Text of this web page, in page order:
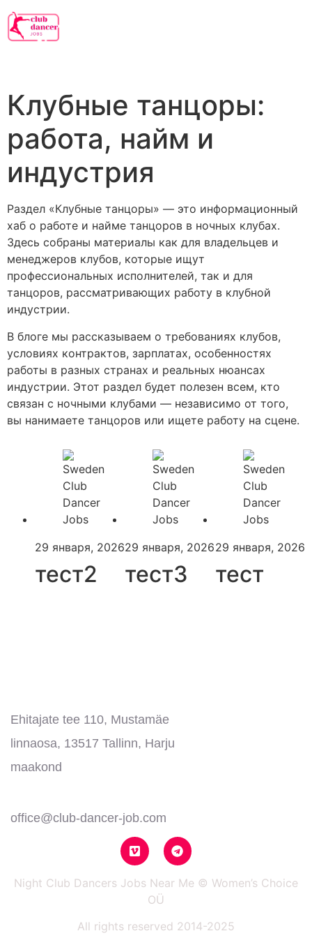
Клубные танцоры:
работа, найм и
индустрия
Раздел «Клубные танцоры» — это информационный
хаб о работе и найме танцоров в ночных клубах.
Здесь собраны материалы как для владельцев и
менеджеров клубов, которые ищут
профессиональных исполнителей, так и для
танцоров, рассматривающих работу в клубной
индустрии.
В блоге мы рассказываем о требованиях клубов,
условиях контрактов, зарплатах, особенностях
работы в разных странах и реальных нюансах
индустрии. Этот раздел будет полезен всем, кто
связан с ночными клубами — независимо от того,
вы нанимаете танцоров или ищете работу на сцене.
29 января, 2026
тест2
29 января, 2026
тест3
29 января, 2026
тест
Ehitajate tee 110, Mustamäe
linnaosa, 13517 Tallinn, Harju
maakond
office@club-dancer-job.com
Night Club Dancers Jobs Near Me © Women’s Choice
OÜ
All rights reserved 2014-2025